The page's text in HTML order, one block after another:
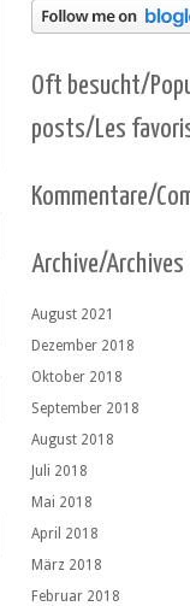
Oft besucht/
posts/Les
Kommentare/
Archive/Archives
August 2021
Dezember 2018
Oktober 2018
September 2018
August 2018
Juli 2018
Mai 2018
April 2018
März 2018
Februar 2018